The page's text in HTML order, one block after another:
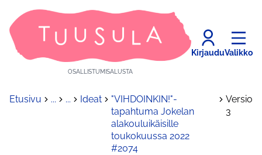
OSALLISTUMISALUSTA
KirjauduValikko
Etusivu ... ... Ideat
"VIHDOINKIN!"-
tapahtuma Jokelan
alakouluikäisille
toukokuussa 2022
#2074
Versio
3